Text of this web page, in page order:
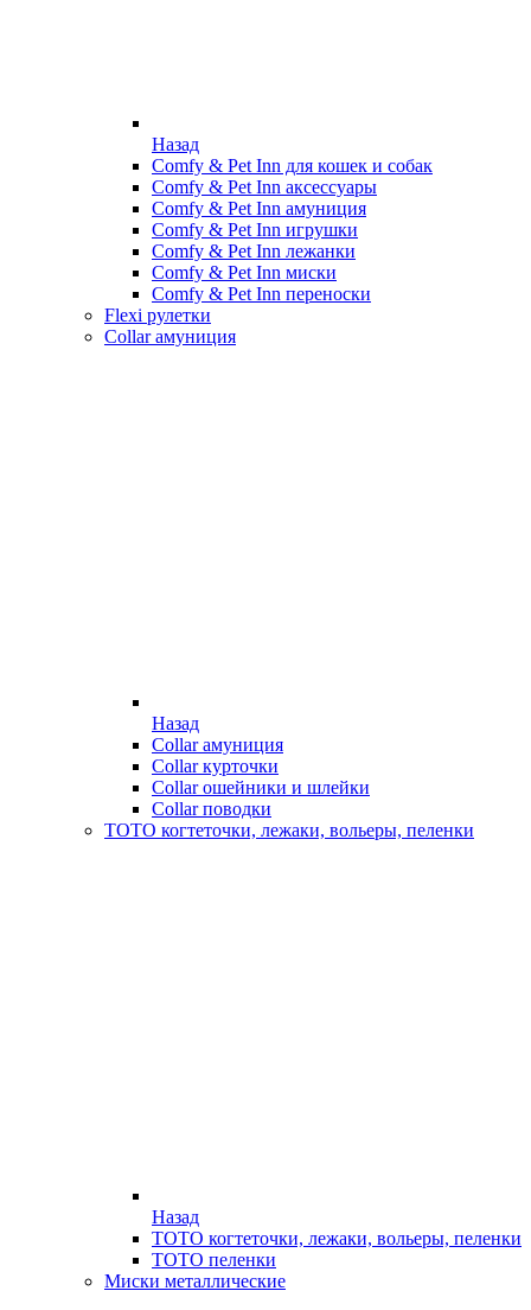
Назад
Comfy & Pet Inn для кошек и собак
Comfy & Pet Inn аксессуары
Comfy & Pet Inn амуниция
Comfy & Pet Inn игрушки
Comfy & Pet Inn лежанки
Comfy & Pet Inn миски
Comfy & Pet Inn переноски
Flexi рулетки
Collar амуниция
Назад
Collar амуниция
Collar курточки
Collar ошейники и шлейки
Collar поводки
ТОТО когтеточки, лежаки, вольеры, пеленки
Назад
ТОТО когтеточки, лежаки, вольеры, пеленки
ТОТО пеленки
Миски металлические